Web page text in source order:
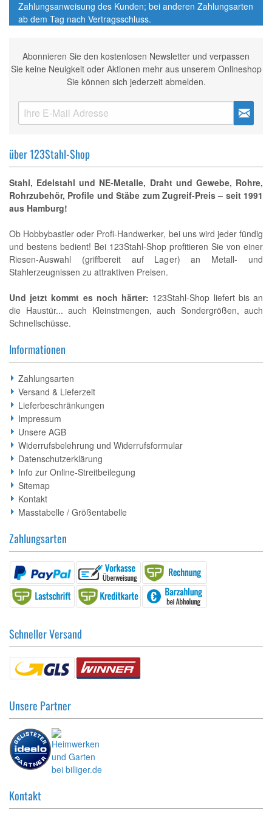
Zahlungsanweisung des Kunden; bei anderen Zahlungsarten
ab dem Tag nach Vertragsschluss.
Abonnieren Sie den kostenlosen Newsletter und verpassen
Sie keine Neuigkeit oder Aktionen mehr aus unserem Onlineshop
Sie können sich jederzeit abmelden.
über 123Stahl-Shop
Stahl, Edelstahl und NE-Metalle, Draht und Gewebe, Rohre,
Rohrzubehör, Profile und Stäbe zum Zugreif-Preis – seit 1991
aus Hamburg!
Ob Hobbybastler oder Profi-Handwerker, bei uns wird jeder fündig
und bestens bedient! Bei 123Stahl-Shop profitieren Sie von einer
Riesen-Auswahl (griffbereit auf Lager) an Metall- und
Stahlerzeugnissen zu attraktiven Preisen.
Und jetzt kommt es noch härter: 123Stahl-Shop liefert bis an
die Haustür... auch Kleinstmengen, auch Sondergrößen, auch
Schnellschüsse.
Informationen
Zahlungsarten
Versand & Lieferzeit
Lieferbeschränkungen
Impressum
Unsere AGB
Widerrufsbelehrung und Widerrufsformular
Datenschutzerklärung
Info zur Online-Streitbeilegung
Sitemap
Kontakt
Masstabelle / Größentabelle
Zahlungsarten
Schneller Versand
Unsere Partner
Kontakt